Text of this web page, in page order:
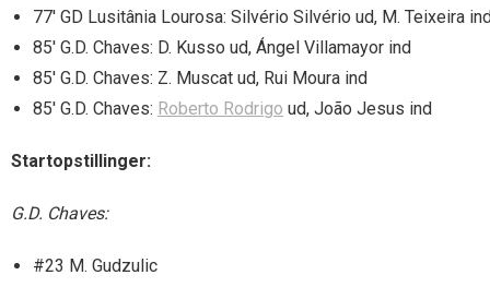
77′ GD Lusitânia Lourosa: Silvério Silvério ud, M. Teixeira
85′ G.D. Chaves: D. Kusso ud, Ángel Villamayor ind
85′ G.D. Chaves: Z. Muscat ud, Rui Moura ind
85′ G.D. Chaves: Roberto Rodrigo ud, João Jesus ind
Startopstillinger:
G.D. Chaves:
#23 M. Gudzulic